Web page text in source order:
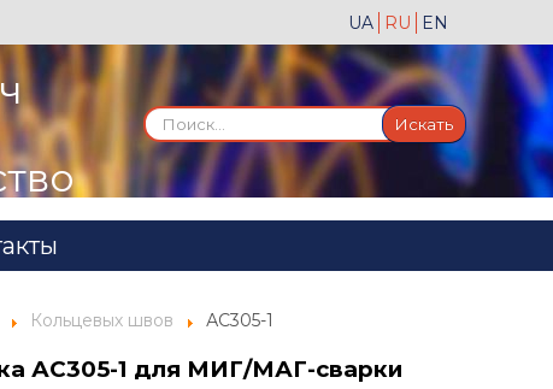
UA RU EN
Искать... Искать
Кольцевых швов АС305-1
АС305-1 для МИГ/МАГ-сварки